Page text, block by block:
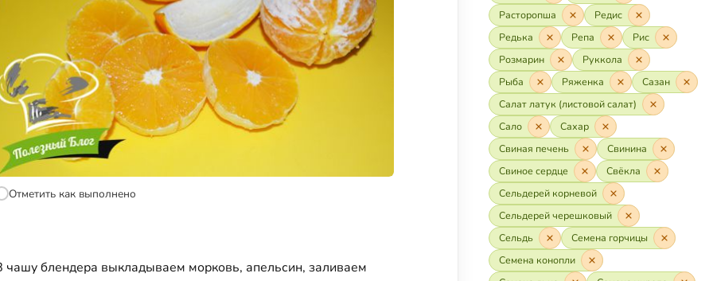
Отметить как выполнено
чашу блендера выкладываем морковь, апельсин, заливаем
Расторопша
Редис
Редька
Репа
Рис
Розмарин
Руккола
Рыба
Ряженка
Сазан
Салат латук (листовой салат)
Сало
Сахар
Свиная печень
Свинина
Свиное сердце
Свёкла
Сельдерей корневой
Сельдерей черешковый
Сельдь
Семена горчицы
Семена конопли